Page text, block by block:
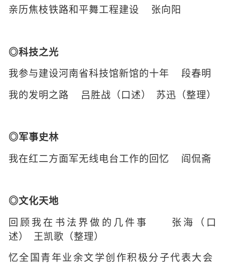
亲历焦枝铁路和平舞工程建设 张向阳
◎科技之光
我参与建设河南省科技馆新馆的十年 段春明
我的发明之路 吕胜战（口述） 苏迅（整理）
◎军事史林
我在红二方面军无线电台工作的回忆 阎侃斋
◎文化天地
回顾我在书法界做的几件事 张海（口
述）
王凯歌（整理）
忆全国青年业余文学创作积极分子代表大会